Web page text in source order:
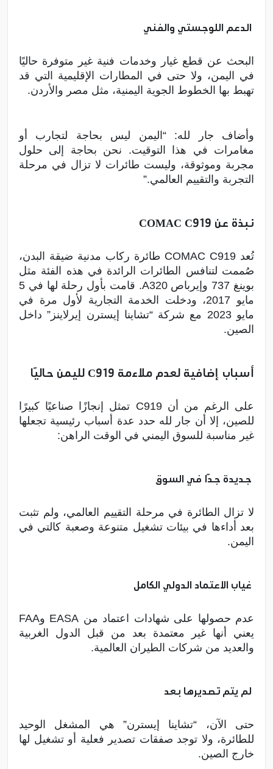
الدعم اللوجستي والفني
البحث عن قطع غيار وخدمات فنية غير متوفرة حاليًا
في اليمن، ولا حتى في المطارات الإقليمية التي قد
تهبط بها الخطوط الجوية اليمنية، مثل مصر والأردن.
وأضاف جار لله: “اليمن ليس بحاجة لتجارب أو
مغامرات في هذا التوقيت. نحن بحاجة إلى حلول
مجربة وموثوقة، وليست طائرات لا تزال في مرحلة
التجربة والتقييم العالمي.”
نبذة عن COMAC C919
تُعد COMAC C919 طائرة ركاب مدنية ضيقة البدن،
صُممت لتنافس الطائرات الرائدة في هذه الفئة مثل
بوينغ 737 وإيرباص A320. قامت بأول رحلة لها في 5
مايو 2017، ودخلت الخدمة التجارية لأول مرة في
مايو 2023 مع شركة “تشاينا إيسترن إيرلاينز” داخل
الصين.
أسباب إضافية لعدم ملاءمة C919 لليمن حاليًا
على الرغم من أن C919 تمثل إنجازًا صناعيًا كبيرًا
للصين، إلا أن جار لله حدد عدة أسباب رئيسية تجعلها
غير مناسبة للسوق اليمني في الوقت الراهن:
جديدة جدًا في السوق
لا تزال الطائرة في مرحلة التقييم العالمي، ولم تثبت
بعد أداءها في بيئات تشغيل متنوعة وصعبة كالتي في
اليمن.
غياب الاعتماد الدولي الكامل
عدم حصولها على شهادات اعتماد من EASA وFAA
يعني أنها غير معتمدة بعد من قبل الدول الغربية
والعديد من شركات الطيران العالمية.
لم يتم تصديرها بعد
حتى الآن، “تشاينا إيسترن” هي المشغل الوحيد
للطائرة، ولا توجد صفقات تصدير فعلية أو تشغيل لها
خارج الصين.